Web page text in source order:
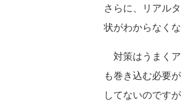
さらに、リアル
状がわからなく
対策はうまく
も巻き込む必要
してないのです